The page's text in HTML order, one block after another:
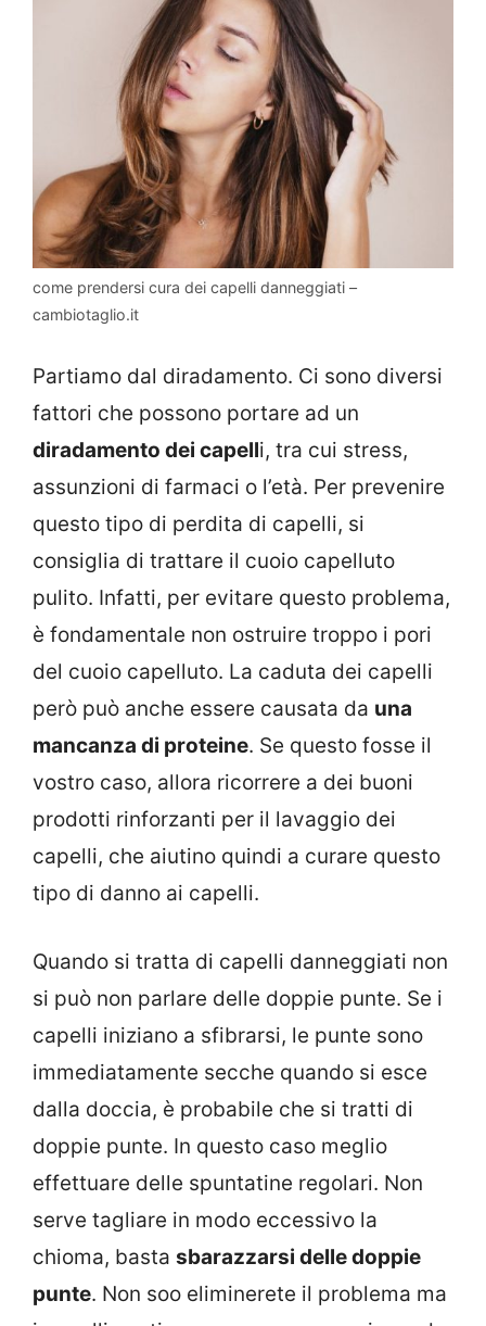
come prendersi cura dei capelli danneggiati –
cambiotaglio.it
Partiamo dal diradamento. Ci sono diversi
fattori che possono portare ad un
diradamento dei capelli, tra cui stress,
assunzioni di farmaci o l’età. Per prevenire
questo tipo di perdita di capelli, si
consiglia di trattare il cuoio capelluto
pulito. Infatti, per evitare questo problema,
è fondamentale non ostruire troppo i pori
del cuoio capelluto. La caduta dei capelli
però può anche essere causata da una
mancanza di proteine. Se questo fosse il
vostro caso, allora ricorrere a dei buoni
prodotti rinforzanti per il lavaggio dei
capelli, che aiutino quindi a curare questo
tipo di danno ai capelli.
Quando si tratta di capelli danneggiati non
si può non parlare delle doppie punte. Se i
capelli iniziano a sfibrarsi, le punte sono
immediatamente secche quando si esce
dalla doccia, è probabile che si tratti di
doppie punte. In questo caso meglio
effettuare delle spuntatine regolari. Non
serve tagliare in modo eccessivo la
chioma, basta sbarazzarsi delle doppie
punte. Non soo eliminerete il problema ma